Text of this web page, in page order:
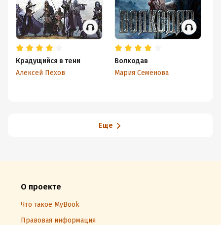
Крадущийся в тени
Алексей Пехов
Волкодав
Мария Семёнова
Еще
О проекте
Что такое MyBook
Правовая информация